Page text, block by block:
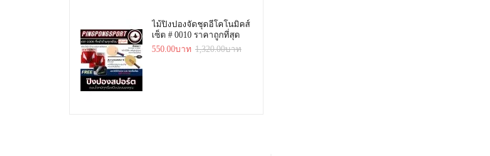
ไม้ปิงปองจัดชุดอีโคโนมิคส์
เซ็ต # 0010 ราคาถูกที่สุด
550.00บาท 1,320.00บาท